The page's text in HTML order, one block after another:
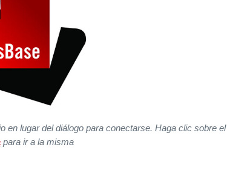
en lugar del diálogo para conectarse. Haga clic sobre el
para ir a la misma